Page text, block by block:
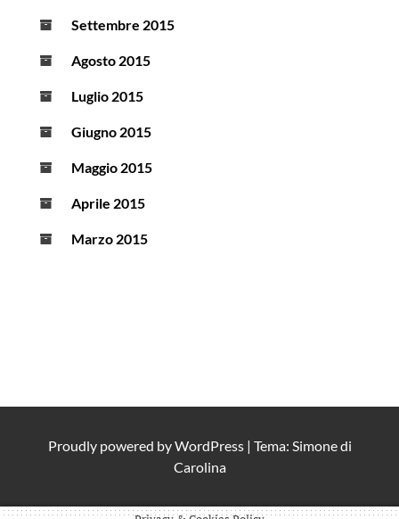
Settembre 2015
Agosto 2015
Luglio 2015
Giugno 2015
Maggio 2015
Aprile 2015
Marzo 2015
Proudly powered byWordPress | Tema: Simone di
Carolina